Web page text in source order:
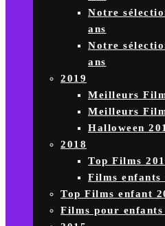
Notre
ans
Notre
ans
2019
Meilleurs
Meilleurs
Halloween
2018
Top Films
Films enfants
Top Films enfant
Films pour enfants